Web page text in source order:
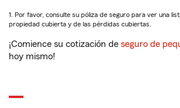
1. Por favor, consulte su póliza de seguro para ver una
propiedad cubierta y de las pérdidas cubiertas.
¡Comience su cotización de seguro de
hoy mismo!